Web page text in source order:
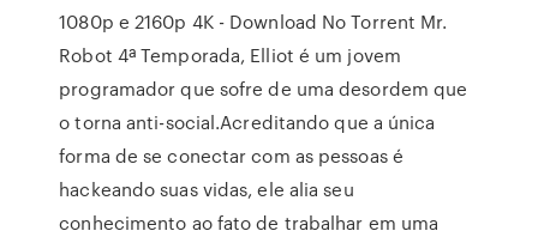
1080p e 2160p 4K - Download No Torrent Mr.
Robot 4ª Temporada, Elliot é um jovem
programador que sofre de uma desordem que
o torna anti-social.Acreditando que a única
forma de se conectar com as pessoas é
hackeando suas vidas, ele alia seu
conhecimento ao fato de trabalhar em uma